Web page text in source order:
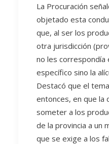
La Procuración
objetado esta
que, al ser los
otra jurisdicción
no les
específico sino la
Destacó que el
entonces, en que la
someter a los
de la provincia a un
que se exige a los